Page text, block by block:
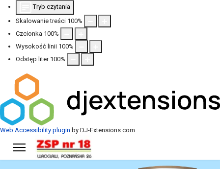
Tryb czytania
Skalowanie treści 100%
Czcionka 100%
Wysokość linii 100%
Odstęp liter 100%
Web Accessibility plugin by DJ-Extensions.com